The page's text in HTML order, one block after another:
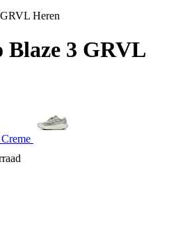
Heren
Blaze 3 GRVL